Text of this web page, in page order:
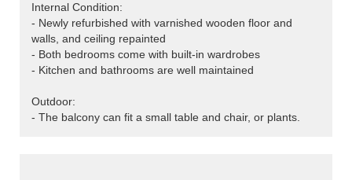
Internal Condition:
- Newly refurbished with varnished wooden floor and
walls, and ceiling repainted
- Both bedrooms come with built-in wardrobes
- Kitchen and bathrooms are well maintained
Outdoor:
- The balcony can fit a small table and chair, or plants.